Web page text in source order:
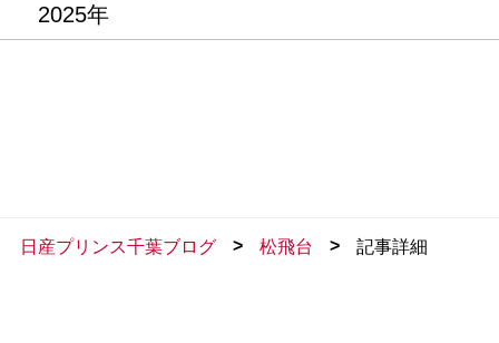
2025年
日産プリンス千葉ブログ > 松飛台 > 記事詳細